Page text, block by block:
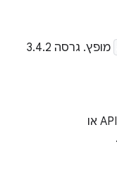
מופץ. גרסה 3.4.2
בגרסה הזו אין שינויים בממשק ה-API או